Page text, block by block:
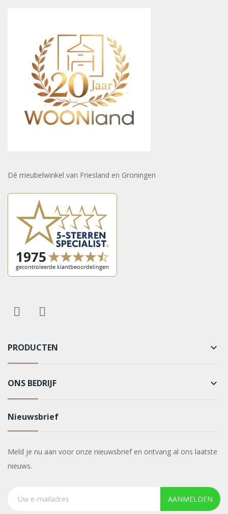
Dé meubelwinkel van Friesland en Groningen
PRODUCTEN keyboard_arrow_down
ONS BEDRIJF keyboard_arrow_down
Nieuwsbrief
Meld je nu aan voor onze nieuwsbrief en ontvang al ons laatste
nieuws.
AANMELDEN